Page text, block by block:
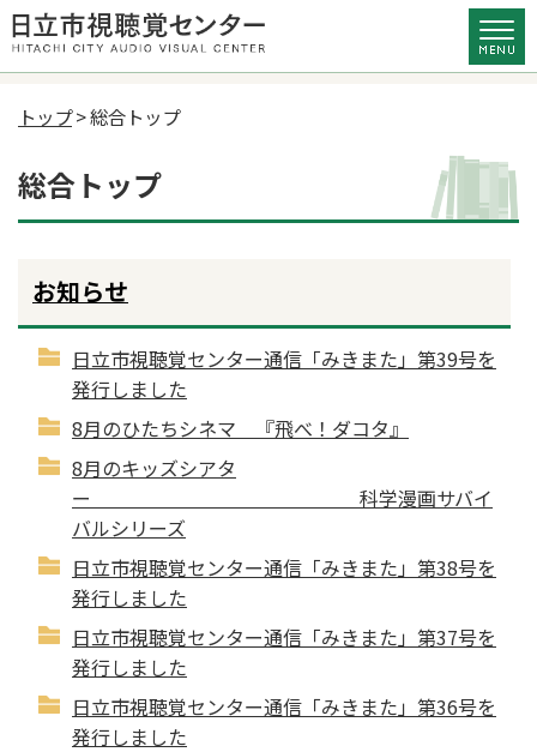
トップ> 総合トップ
総合トップ
お知らせ
日立市視聴覚センター通信「みきまた」第39号を
発行しました
8月のひたちシネマ 『飛べ！ダコタ』
8月のキッズシアタ
ー 科学漫画サバイ
バルシリーズ
日立市視聴覚センター通信「みきまた」第38号を
発行しました
日立市視聴覚センター通信「みきまた」第37号を
発行しました
日立市視聴覚センター通信「みきまた」第36号を
発行しました